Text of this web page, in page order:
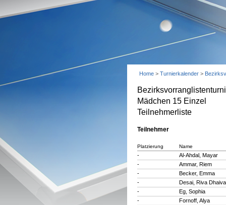
Home > Turnierkalender >
Mädchen 15 Einzel
Teilnehmerliste
Teilnehmer
Platzierung Name
-
Al-Ahdal, Mayar
-
Ammar, Riem
-
Becker, Emma
-
Desai, Riva
-
Eg, Sophia
-
Fornoff, Alya